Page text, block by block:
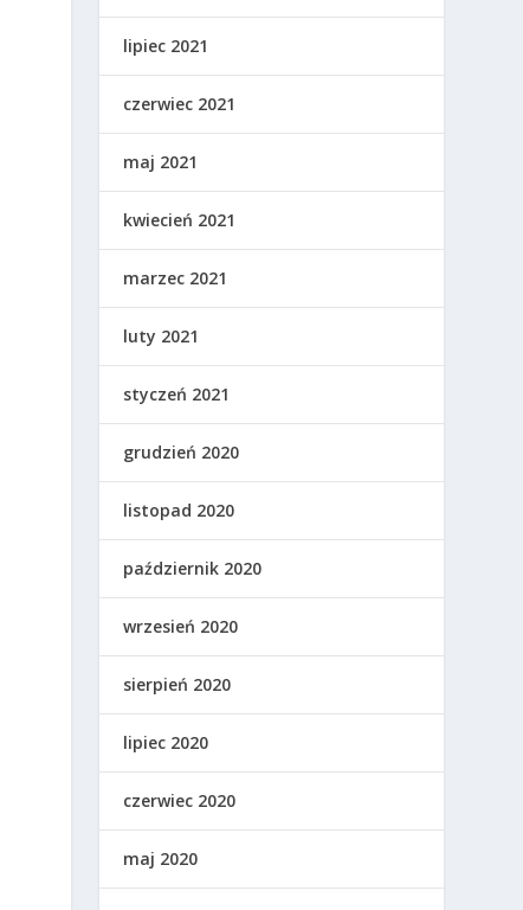
lipiec 2021
czerwiec 2021
maj 2021
kwiecień 2021
marzec 2021
luty 2021
styczeń 2021
grudzień 2020
listopad 2020
październik 2020
wrzesień 2020
sierpień 2020
lipiec 2020
czerwiec 2020
maj 2020